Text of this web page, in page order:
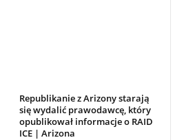
Republikanie z Arizony starają
się wydalić prawodawcę, który
opublikował informacje o RAID
ICE | Arizona